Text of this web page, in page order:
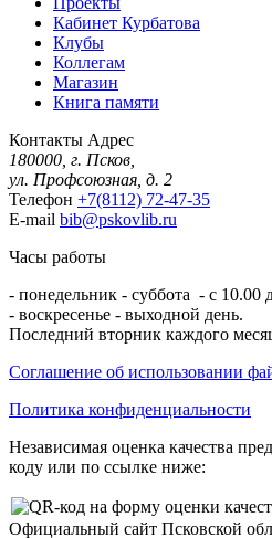
Кабинет Курбатова
Клубы
Коллегам
Магазин
Книга памяти
Контакты Адрес
180000, г. Псков,
ул. Профсоюзная, д. 2
Телефон +7(8112) 72-47-35
E-mail bib@pskovlib.ru
Часы работы
- понедельник - суббота - с 10.00
- воскресенье - выходной день.
Последний вторник каждого
Соглашение об использовании
Политика конфиденциальности
Независимая оценка качества
коду или по ссылке ниже:
Официальный сайт Псковской